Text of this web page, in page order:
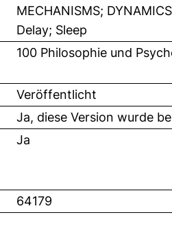
MECHANISMS;
Delay; Sleep
100 Philosophie und
Veröffentlicht
Ja, diese Version wurde
Ja
64179